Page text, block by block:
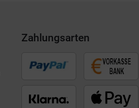
Zahlungsarten